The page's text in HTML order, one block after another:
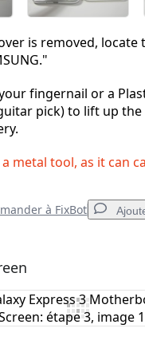
is removed,
fingernail or a
pick) to lift up
metal tool, as it can
à FixBot
commentaire